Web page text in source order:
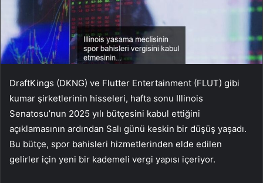
DraftKings (DKNG) ve Flutter Entertainment (FLUT) gibi
kumar şirketlerinin hisseleri, hafta sonu Illinois
Senatosu’nun 2025 yılı bütçesini kabul ettiğini
açıklamasının ardından Salı günü keskin bir düşüş yaşadı.
Bu bütçe, spor bahisleri hizmetlerinden elde edilen
gelirler için yeni bir kademeli vergi yapısı içeriyor.